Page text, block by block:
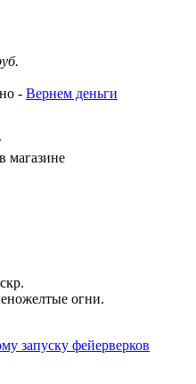
- Вернем деньги
магазине
огни.
запуску фейерверков